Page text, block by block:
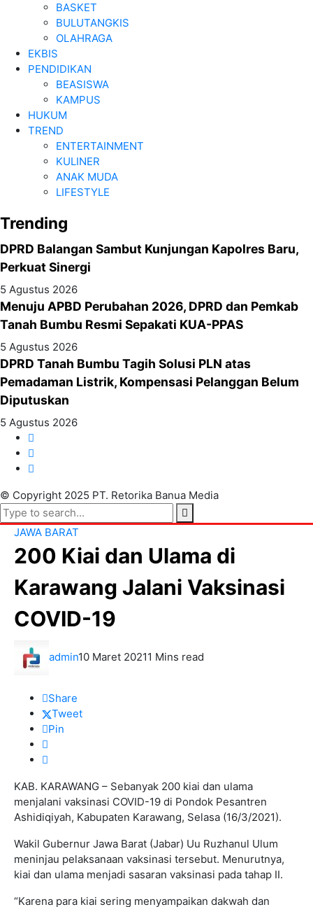
BASKET
BULUTANGKIS
OLAHRAGA
EKBIS
PENDIDIKAN
BEASISWA
KAMPUS
HUKUM
TREND
ENTERTAINMENT
KULINER
ANAK MUDA
LIFESTYLE
Trending
DPRD Balangan Sambut Kunjungan Kapolres Baru,
Perkuat Sinergi
5 Agustus 2026
Menuju APBD Perubahan 2026, DPRD dan Pemkab
Tanah Bumbu Resmi Sepakati KUA-PPAS
5 Agustus 2026
DPRD Tanah Bumbu Tagih Solusi PLN atas
Pemadaman Listrik, Kompensasi Pelanggan Belum
Diputuskan
5 Agustus 2026
© Copyright 2025 PT. Retorika Banua Media
JAWA BARAT
200 Kiai dan Ulama di
Karawang Jalani Vaksinasi
COVID-19
admin10 Maret 20211 Mins read
Share
Tweet
Pin
KAB. KARAWANG – Sebanyak 200 kiai dan ulama
menjalani vaksinasi COVID-19 di Pondok Pesantren
Ashidiqiyah, Kabupaten Karawang, Selasa (16/3/2021).
Wakil Gubernur Jawa Barat (Jabar) Uu Ruzhanul Ulum
meninjau pelaksanaan vaksinasi tersebut. Menurutnya,
kiai dan ulama menjadi sasaran vaksinasi pada tahap II.
“Karena para kiai sering menyampaikan dakwah dan